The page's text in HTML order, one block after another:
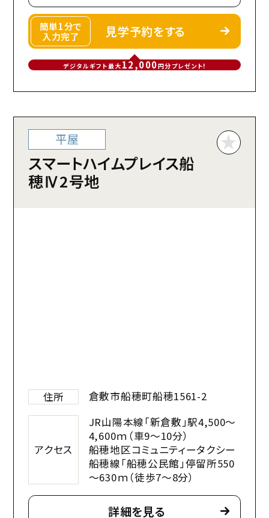
簡単1分で
入力完了
見学予約をする
デジタルギフト最大 12,000円分プレゼント!
平屋
スマートハイムプレイス船
穂Ⅳ2号地
住所 倉敷市船穂町船穂1561-2
アクセス
JR山陽本線「新倉敷」駅4,500～
4,600ｍ（車9～10分）
船穂地区コミュニティータクシー
船穂線「船穂公民館」停留所550
～630ｍ（徒歩7～8分）
詳細を見る